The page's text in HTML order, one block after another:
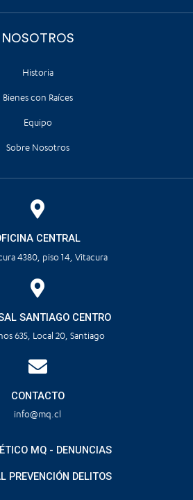
NOSOTROS
Historia
Bienes con Raíces
Equipo
Sobre Nosotros
CENTRAL
4380, piso 14, Vitacura
SANTIAGO CENTRO
635, Local 20, Santiago
CONTACTO
info@mq.cl
MQ - DENUNCIAS
PREVENCIÓN DELITOS